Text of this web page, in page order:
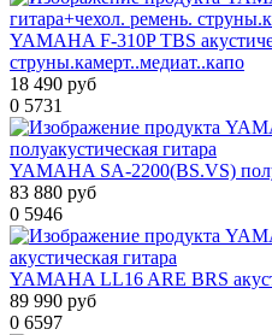
YAMAHA F-310P TBS
струны.камерт..медиат..капо
18 490 руб
0 5731
YAMAHA SA-2200(BS.VS)
83 880 руб
0 5946
YAMAHA LL16 ARE BRS
89 990 руб
0 6597